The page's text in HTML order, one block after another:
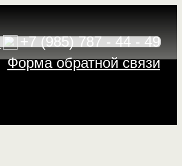
+7 (985) 787 - 44 - 49
Форма обратной связи